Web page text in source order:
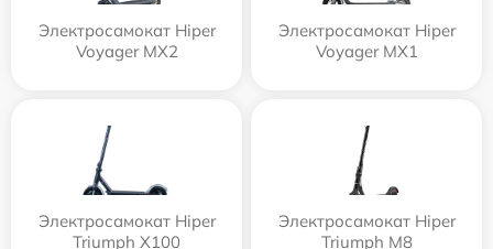
Электросамокат Hiper
Voyager MX2
Электросамокат Hiper
Voyager MX1
Электросамокат Hiper
Triumph X100
Электросамокат Hiper
Triumph M8